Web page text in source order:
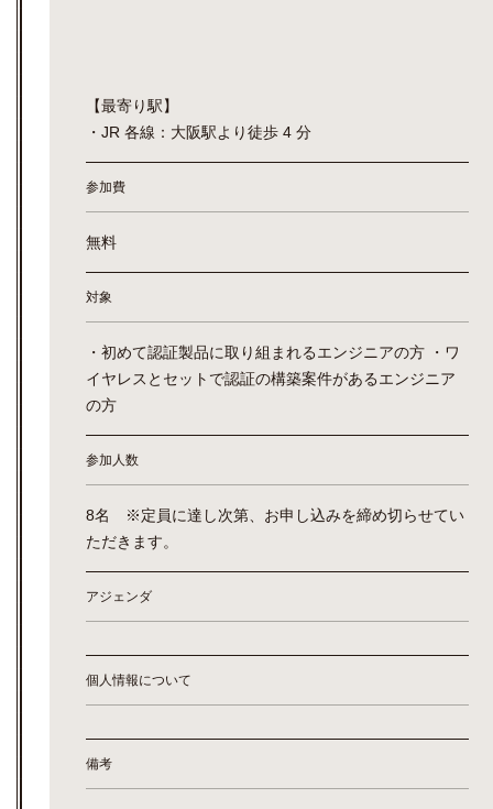
【最寄り駅】
・JR 各線：大阪駅より徒歩 4 分
参加費
無料
対象
・初めて認証製品に取り組まれるエンジニアの方 ・ワ
イヤレスとセットで認証の構築案件があるエンジニア
の方
参加人数
8名 ※定員に達し次第、お申し込みを締め切らせてい
ただきます。
アジェンダ
個人情報について
備考